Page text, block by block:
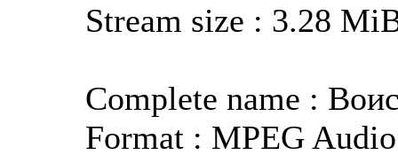
Stream size : 3.28
Complete name :
Format : MPEG Audio